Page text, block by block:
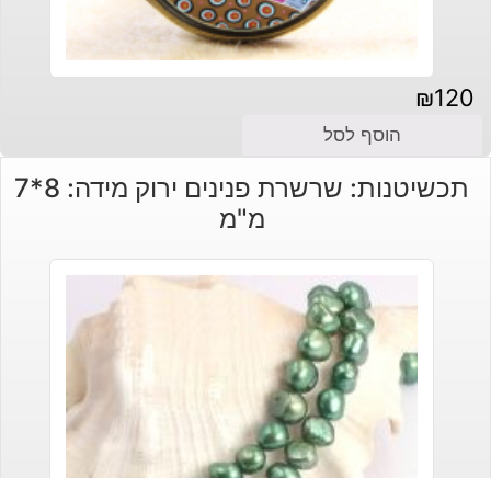
₪120
הוסף לסל
תכשיטנות: שרשרת פנינים ירוק מידה: 8*7
מ"מ